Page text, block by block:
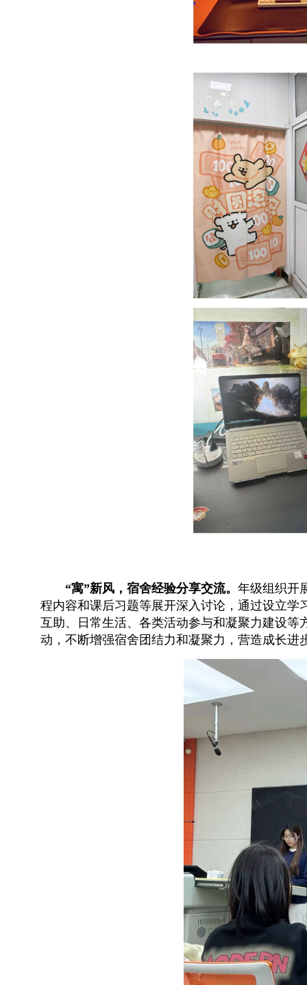
“寓”新风 ， 宿舍经验分享交流。 年级组织开
程内容和课后习题等展开深入讨论，通过设立学
互助、日常生活、各类活动参与和凝聚力建设
动，不断增强宿舍团结力和凝聚力，营造成长进